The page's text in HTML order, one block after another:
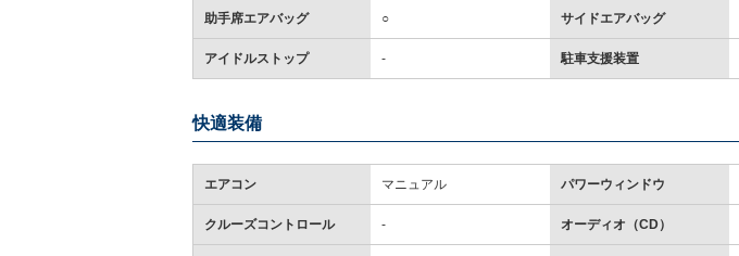
助手席エアバッグ ○ サイドエアバッグ
アイドルストップ - 駐車支援装置
快適装備
エアコン マニュアル パワーウィンドウ
クルーズコントロール - オーディオ（CD）